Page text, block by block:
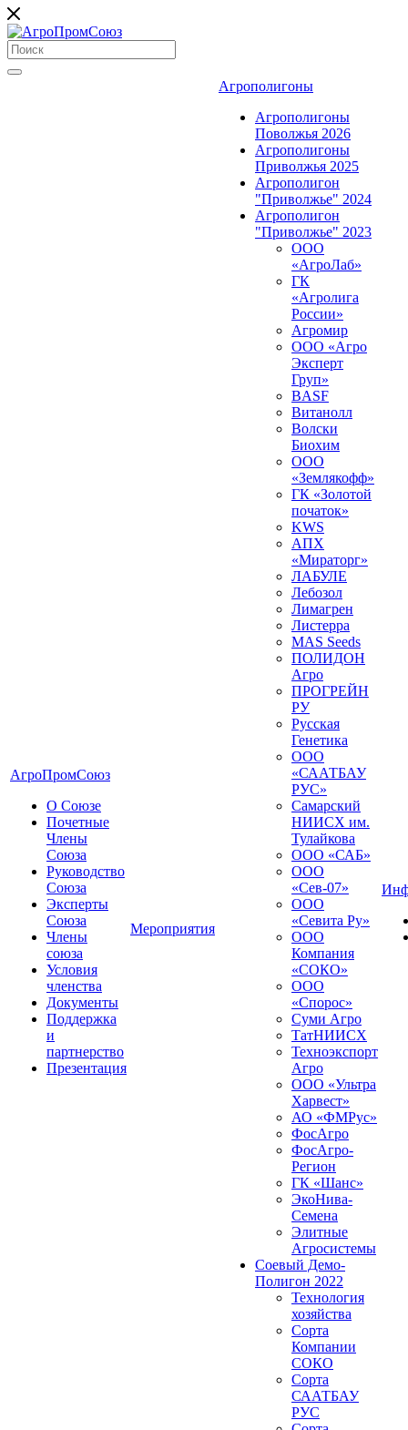
АгроПромСоюз
О Союзе
Почетные
Члены
Союза
Руководство
Союза
Эксперты
Союза
Члены
союза
Условия
членства
Документы
Поддержка
и
партнерство
Презентация
Мероприятия
Агрополигоны
Агрополигоны
Поволжья 2026
Агрополигоны
Приволжья 2025
Агрополигон
"Приволжье" 2024
Агрополигон
"Приволжье" 2023
ООО
«АгроЛаб»
ГК
«Агролига
России»
Агромир
ООО «Агро
Эксперт
Груп»
BASF
Витанолл
Волски
Биохим
ООО
«Землякофф»
ГК «Золотой
початок»
KWS
AПX
«Мираторг»
ЛАБУЛЕ
Лебозол
Лимагрен
Листерра
MAS Seeds
ПОЛИДОН
Агро
ПРОГРЕЙН
РУ
Русская
Генетика
ООО
«СААТБАУ
РУС»
Самарский
НИИСХ им.
Тулайкова
ООО «САБ»
ООО
«Сев-07»
ООО
«Севита Ру»
ООО
Компания
«СОКО»
ООО
«Спорос»
Суми Агро
ТатНИИСХ
Техноэкспорт
Агро
ООО «Ультра
Харвест»
АО «ФМРус»
ФосАгро
ФосАгро-
Регион
ГК «Шанс»
ЭкоНива-
Семена
Элитные
Агросистемы
Соевый Демо-
Полигон 2022
Технология
хозяйства
Сорта
Компании
СОКО
Сорта
СААТБАУ
РУС